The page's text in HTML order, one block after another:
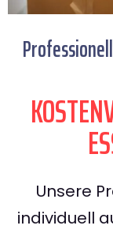
Unsere
individuell